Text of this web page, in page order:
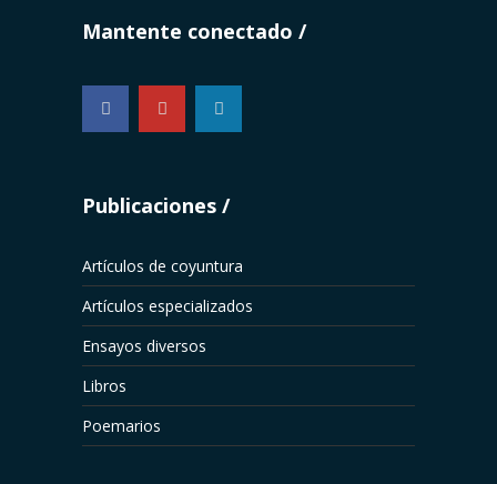
Mantente conectado
...
Publicaciones
Artículos de coyuntura
Artículos especializados
Ensayos diversos
Libros
Poemarios